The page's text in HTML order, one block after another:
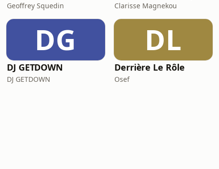
Geoffrey Squedin Clarisse Magnekou
DG
DJ GETDOWN
DJ GETDOWN
DL
Derrière Le Rôle
Osef